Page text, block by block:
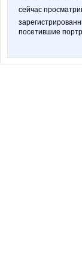
сейчас
посетившие